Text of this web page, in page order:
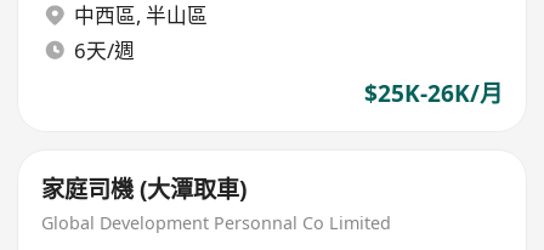
中西區, 半山區
6天/週
$25K-26K/月
家庭司機 (大潭取車)
Global Development Personnal Co Limited